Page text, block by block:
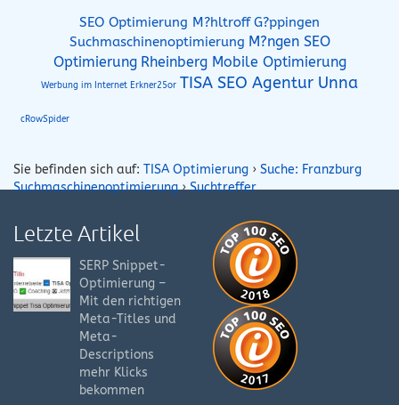
SEO Optimierung M?hltroff G?ppingen
Suchmaschinenoptimierung M?ngen SEO
Optimierung Rheinberg Mobile Optimierung
Werbung im Internet Erkner25or TISA SEO Agentur Unna
cRowSpider
Sie befinden sich auf: TISA Optimierung › Suche: Franzburg
Suchmaschinenoptimierung›Suchtreffer
Letzte Artikel
SERP Snippet-
Optimierung –
Mit den richtigen
Meta-Titles und
Meta-
Descriptions
mehr Klicks
bekommen